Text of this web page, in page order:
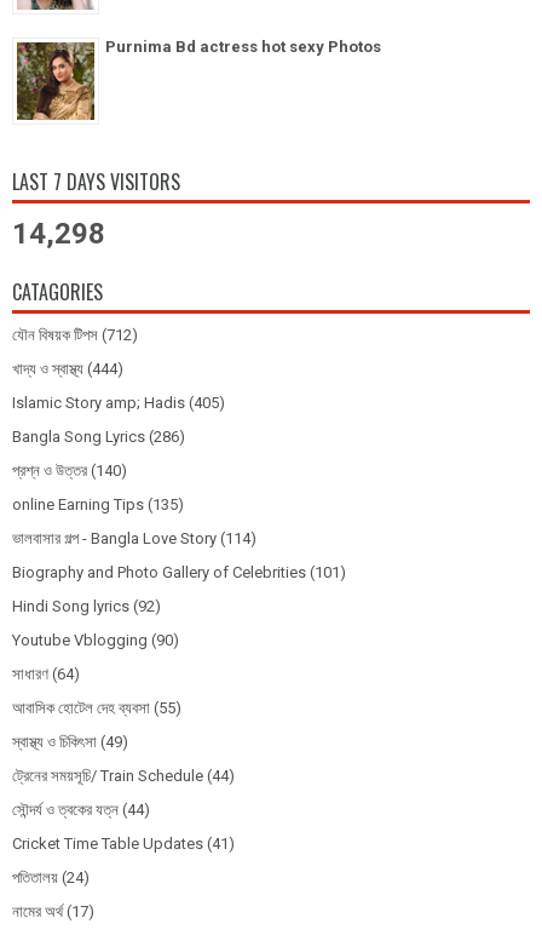
Purnima Bd actress hot sexy Photos
LAST 7 DAYS VISITORS
14,298
CATAGORIES
যৌন বিষয়ক টিপস (712)
খাদ্য ও স্বাস্থ্য (444)
Islamic Story amp; Hadis (405)
Bangla Song Lyrics (286)
প্রশ্ন ও উত্তর (140)
online Earning Tips (135)
ভালবাসার গল্প - Bangla Love Story (114)
Biography and Photo Gallery of Celebrities (101)
Hindi Song lyrics (92)
Youtube Vblogging (90)
সাধারণ (64)
আবাসিক হোটেল দেহ ব্যবসা (55)
স্বাস্থ্য ও চিকিৎসা (49)
ট্রেনের সময়সূচি/ Train Schedule (44)
সৌন্দর্য ও ত্বকের যত্ন (44)
Cricket Time Table Updates (41)
পতিতালয় (24)
নামের অর্থ (17)